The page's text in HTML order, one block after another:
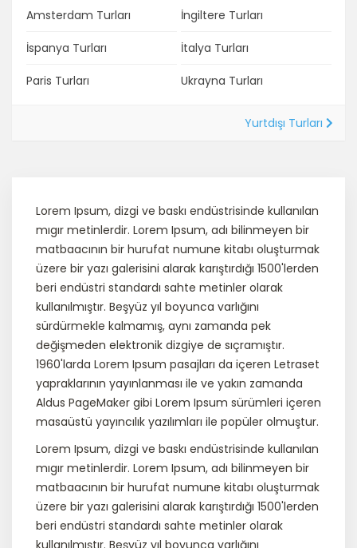
Amsterdam Turları İngiltere Turları
İspanya Turları İtalya Turları
Paris Turları Ukrayna Turları
Yurtdışı Turları
Lorem Ipsum, dizgi ve baskı endüstrisinde kullanılan
mıgır metinlerdir. Lorem Ipsum, adı bilinmeyen bir
matbaacının bir hurufat numune kitabı oluşturmak
üzere bir yazı galerisini alarak karıştırdığı 1500'lerden
beri endüstri standardı sahte metinler olarak
kullanılmıştır. Beşyüz yıl boyunca varlığını
sürdürmekle kalmamış, aynı zamanda pek
değişmeden elektronik dizgiye de sıçramıştır.
1960'larda Lorem Ipsum pasajları da içeren Letraset
yapraklarının yayınlanması ile ve yakın zamanda
Aldus PageMaker gibi Lorem Ipsum sürümleri içeren
masaüstü yayıncılık yazılımları ile popüler olmuştur.
Lorem Ipsum, dizgi ve baskı endüstrisinde kullanılan
mıgır metinlerdir. Lorem Ipsum, adı bilinmeyen bir
matbaacının bir hurufat numune kitabı oluşturmak
üzere bir yazı galerisini alarak karıştırdığı 1500'lerden
beri endüstri standardı sahte metinler olarak
kullanılmıştır. Beşyüz yıl boyunca varlığını